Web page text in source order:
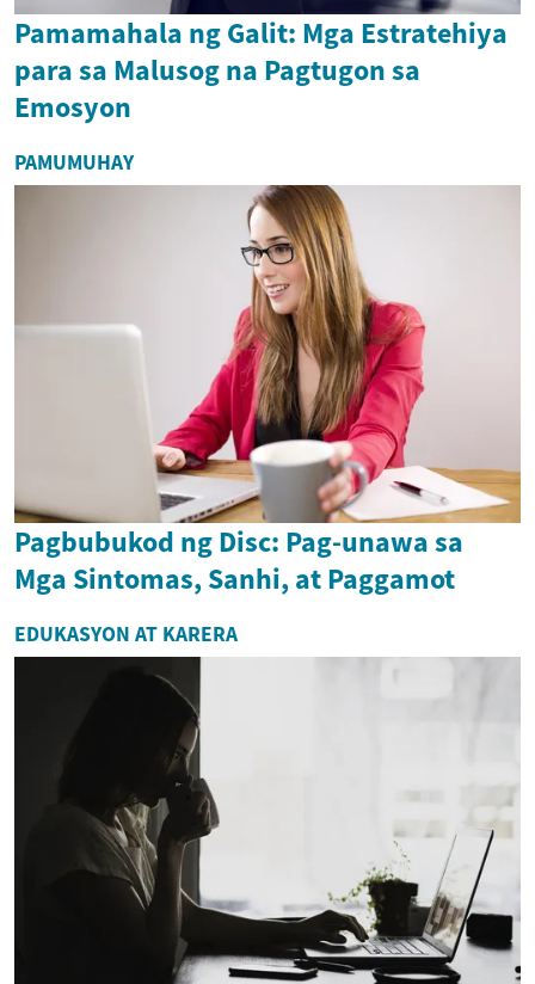
Pamamahala ng Galit: Mga Estratehiya
para sa Malusog na Pagtugon sa
Emosyon
PAMUMUHAY
Pagbubukod ng Disc: Pag-unawa sa
Mga Sintomas, Sanhi, at Paggamot
EDUKASYON AT KARERA